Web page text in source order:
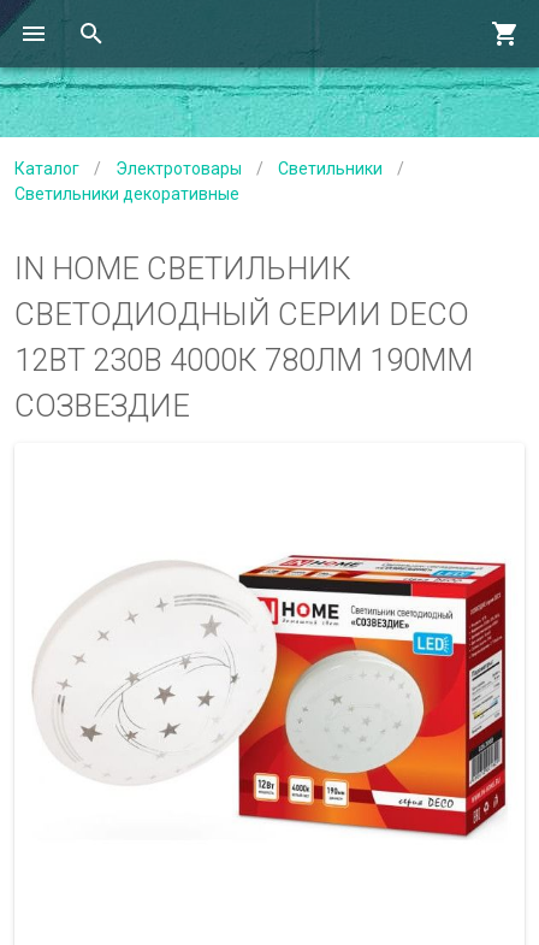
Каталог / Электротовары / Светильники
/
Светильники декоративные
IN HOME СВЕТИЛЬНИК
СВЕТОДИОДНЫЙ СЕРИИ DECO
12ВТ 230В 4000К 780ЛМ 190ММ
СОЗВЕЗДИЕ